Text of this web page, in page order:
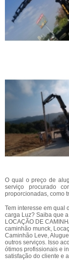
O qual o preço de
serviço procurado
proporcionadas, como
Tem interesse em qual
carga Luz? Saiba que
LOCAÇÃO DE
caminhão munck,
Caminhão Leve,
outros serviços. Isso
ótimos profissionais e
satisfação do cliente e